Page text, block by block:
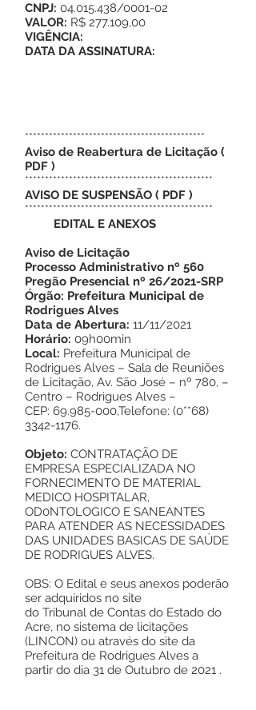
CNPJ: 04.015.438/0001-02
VALOR: R$ 277.109,00
VIGÊNCIA:
DATA DA ASSINATURA:
*********************************************
Aviso de Reabertura de Licitação (
PDF )
***********************************************
AVISO DE SUSPENSÃO ( PDF )
***********************************************
EDITAL E ANEXOS
Aviso de Licitação
Processo Administrativo nº 560
Pregão Presencial nº 26/2021-SRP
Órgão: Prefeitura Municipal de
Rodrigues Alves
Data de Abertura: 11/11/2021
Horário: 09h00min
Local: Prefeitura Municipal de
Rodrigues Alves – Sala de Reuniões
de Licitação, Av. São José – nº 780, –
Centro – Rodrigues Alves –
CEP: 69.985-000,Telefone: (0**68)
3342-1176.
Objeto: CONTRATAÇÃO DE
EMPRESA ESPECIALIZADA NO
FORNECIMENTO DE MATERIAL
MEDICO HOSPITALAR,
OD0NTOLOGICO E SANEANTES
PARA ATENDER AS NECESSIDADES
DAS UNIDADES BASICAS DE SAÚDE
DE RODRIGUES ALVES.
OBS: O Edital e seus anexos poderão
ser adquiridos no site
do Tribunal de Contas do Estado do
Acre, no sistema de licitações
(LINCON) ou através do site da
Prefeitura de Rodrigues Alves a
partir do dia 31 de Outubro de 2021 .